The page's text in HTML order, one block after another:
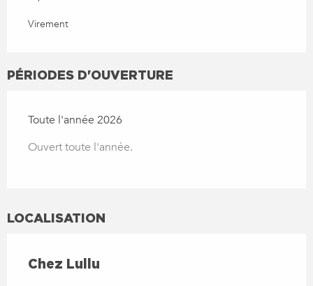
Virement
PÉRIODES D'OUVERTURE
Toute l'année 2026
Ouvert toute l'année.
LOCALISATION
Chez Lullu